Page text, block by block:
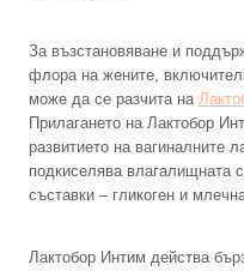
За възстановяване и
флора на жените,
може да се разчита на
Прилагането на Лактобор
развитието на вагиналните
подкиселява влагалищната
съставки – гликоген и
Лактобор Интим действа